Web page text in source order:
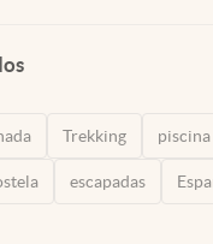
Trekking piscina
escapadas